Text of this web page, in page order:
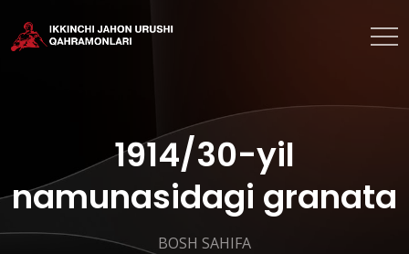
1914/30-yil
namunasidagi granata
BOSH SAHIFA